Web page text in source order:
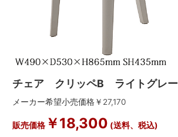
チェア クリッペB ライトグレー
メーカー希望小売価格￥ 27,170
販売価格￥18,300 (送料、税込)